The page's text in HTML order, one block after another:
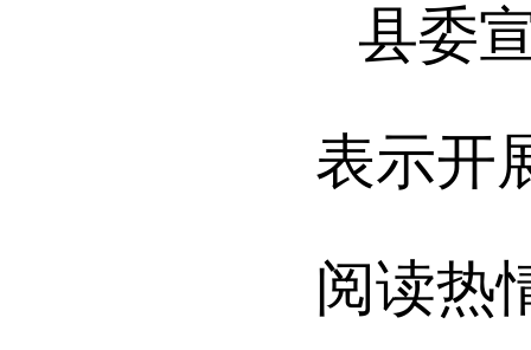
县委
表示开
阅读热